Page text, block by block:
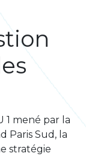
1 mené par la
Paris Sud, la
stratégie